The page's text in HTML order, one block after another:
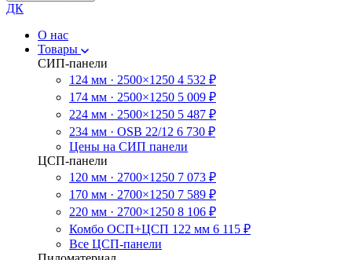
ДК
О нас
Товары
СИП-панели
124 мм · 2500×1250 4 532 ₽
174 мм · 2500×1250 5 009 ₽
224 мм · 2500×1250 5 487 ₽
234 мм · OSB 22/12 6 730 ₽
Цены на СИП панели
ЦСП-панели
120 мм · 2700×1250 7 073 ₽
170 мм · 2700×1250 7 589 ₽
220 мм · 2700×1250 8 106 ₽
Комбо ОСП+ЦСП 122 мм 6 115 ₽
Все ЦСП-панели